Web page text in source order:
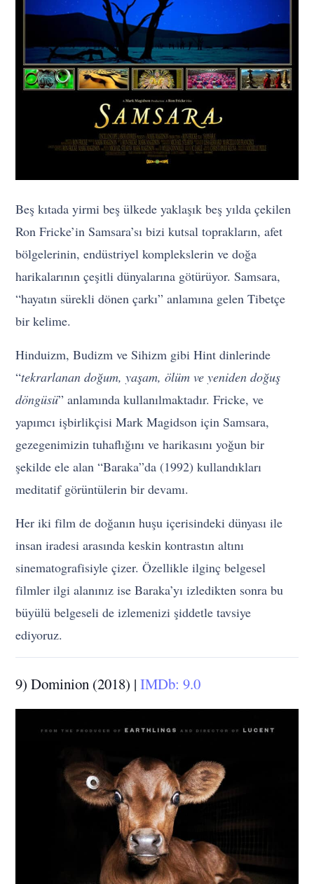
Beş kıtada yirmi beş ülkede yaklaşık beş yılda çekilen
Ron Fricke’in Samsara’sı bizi kutsal toprakların, afet
bölgelerinin, endüstriyel komplekslerin ve doğa
harikalarının çeşitli dünyalarına götürüyor. Samsara,
“hayatın sürekli dönen çarkı” anlamına gelen Tibetçe
bir kelime.
Hinduizm, Budizm ve Sihizm gibi Hint dinlerinde
“tekrarlanan doğum, yaşam, ölüm ve yeniden doğuş
döngüsü” anlamında kullanılmaktadır. Fricke, ve
yapımcı işbirlikçisi Mark Magidson için Samsara,
gezegenimizin tuhaflığını ve harikasını yoğun bir
şekilde ele alan “Baraka”da (1992) kullandıkları
meditatif görüntülerin bir devamı.
Her iki film de doğanın huşu içerisindeki dünyası ile
insan iradesi arasında keskin kontrastın altını
sinematografisiyle çizer. Özellikle ilginç belgesel
filmler ilgi alanınız ise Baraka’yı izledikten sonra bu
büyülü belgeseli de izlemenizi şiddetle tavsiye
ediyoruz.
9) Dominion (2018) |IMDb: 9.0